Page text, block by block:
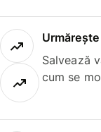
Salvează
cum se